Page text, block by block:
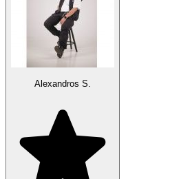
Alexandros S.